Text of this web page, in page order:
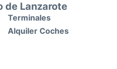
de Lanzarote
Terminales
Alquiler Coches